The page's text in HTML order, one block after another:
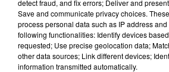
vous !
detect fraud, and fix errors; Deliver and
Save and communicate privacy choices.
process personal data such as IP address
following functionalities: Identify devices
requested; Use precise geolocation data;
other data sources; Link different devices;
information transmitted automatically.